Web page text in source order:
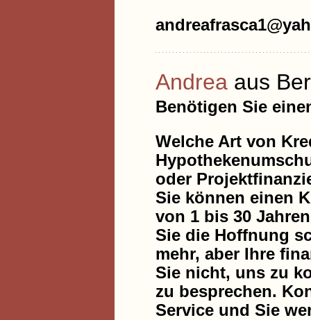
Andrea aus
Benötigen Sie
Welche Art von
oder
Sie können einen
von 1 bis 30
Sie die Hoffnung
mehr, aber Ihre
Sie nicht, uns zu
zu besprechen.
Service und Sie